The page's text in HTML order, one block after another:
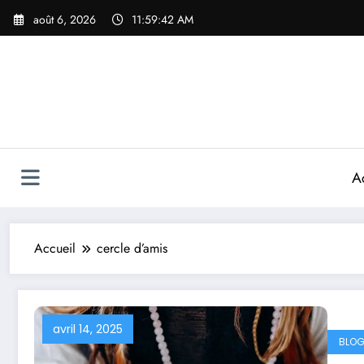
Aller
août 6, 2026 11:59:42 AM
Accueil cercle d’amis
avril 14, 2025